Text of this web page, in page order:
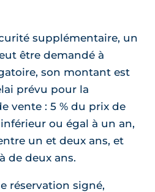
supplémentaire, un
être demandé à
son montant est
prévu pour la
vente : 5 % du prix de
ou égal à un an,
un et deux ans, et
de deux ans.
réservation signé,